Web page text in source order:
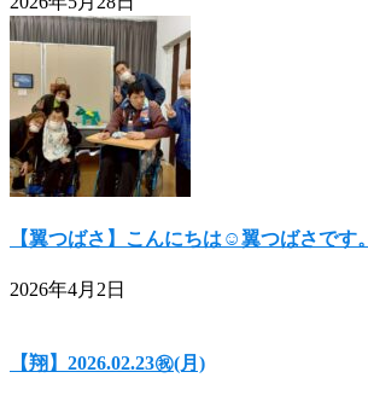
【翼つばさ】こんにちは☺翼つばさです。
2026年4月2日
【翔】2026.02.23㊗(月)